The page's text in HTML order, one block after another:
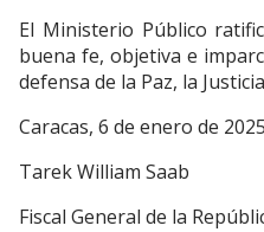
El Ministerio Público
buena fe, objetiva e
defensa de la Paz, la
Caracas, 6 de enero de
Tarek William Saab
Fiscal General de la